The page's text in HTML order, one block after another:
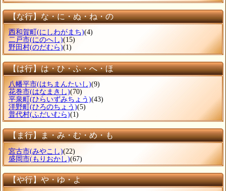
【な行】な・に・ぬ・ね・の
西和賀町 (にしわがまち)(4)
二戸市(にのへし)(15)
野田村(のだむら)(1)
【は行】は・ひ・ふ・へ・ほ
八幡平市(はちまんたいし)(9)
花巻市(はなまきし)(70)
平泉町 (ひらいずみちょう)(43)
洋野町 (ひろのちょう)(5)
普代村(ふだいむら)(1)
【ま行】ま・み・む・め・も
宮古市(みやこし)(22)
盛岡市(もりおかし)(67)
【や行】や・ゆ・よ